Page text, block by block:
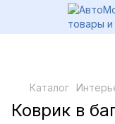
Каталог
Коврик в